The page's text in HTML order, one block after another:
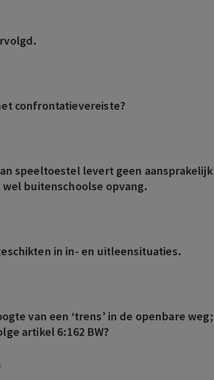
confrontatievereiste?
speeltoestel levert geen
buitenschoolse opvang.
in in- en uitleensituaties.
van een ‘trens’ in de openbare weg;
artikel 6:162 BW?